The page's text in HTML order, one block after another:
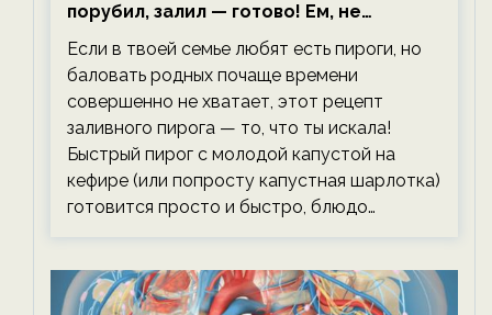
порубил, залил — готово! Ем, не
тревожась о фигуре!
Если в твоей семье любят есть пироги, но
баловать родных почаще времени
совершенно не хватает, этот рецепт
заливного пирога — то, что ты искала!
Быстрый пирог с молодой капустой на
кефире (или попросту капустная шарлотка)
готовится просто и быстро, блюдо…